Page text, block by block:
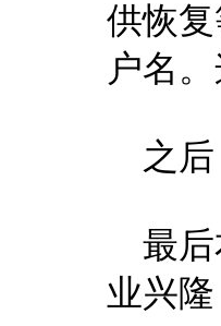
供恢
户名
之后
最后
业兴